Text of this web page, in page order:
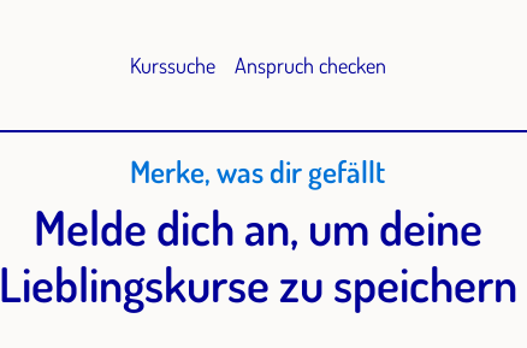
Kurssuche Anspruch checken
Merke, was dir gefällt
Melde dich an, um deine
Lieblingskurse zu speichern